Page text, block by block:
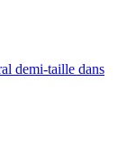
demi-taille dans